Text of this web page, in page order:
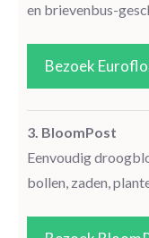
en brievenbus-
Bezoek
3. BloomPost
Eenvoudig
bollen, zaden,